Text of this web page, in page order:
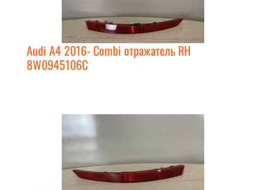
Audi A4 2016- Combi отражатель RH
8W0945106C